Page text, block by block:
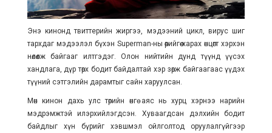
Энэ кинонд твиттерийн жиргээ, мэдээний цикл, вирус шиг
тархдаг мэдээлэл бүхэн Superman-ны өөрийгөө харах өнцөгт хэрхэн
нөлөөлж байгааг илтгэдэг. Олон нийтийн дунд түүнд үүсэх
хандлага, дүр төрх бодит байдалтай хэр зөрж байгаагаас үүдэх
түүний сэтгэлийн дарамтыг сайн харуулсан.
Мөн кинон дахь улс төрийн өнгө аяс нь хурц хэрнээ нарийн
мэдрэмжтэй илэрхийлэгдсэн. Хуваагдсан дэлхийн бодит
байдлыг хүн бүрийг хэвшмэл ойлголтод оруулалгүйгээр